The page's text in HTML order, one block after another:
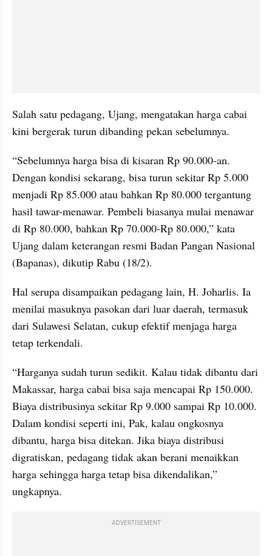
Salah satu pedagang, Ujang, mengatakan harga cabai
kini bergerak turun dibanding pekan sebelumnya.
“Sebelumnya harga bisa di kisaran Rp 90.000-an.
Dengan kondisi sekarang, bisa turun sekitar Rp 5.000
menjadi Rp 85.000 atau bahkan Rp 80.000 tergantung
hasil tawar-menawar. Pembeli biasanya mulai menawar
di Rp 80.000, bahkan Rp 70.000-Rp 80.000,” kata
Ujang dalam keterangan resmi Badan Pangan Nasional
(Bapanas), dikutip Rabu (18/2).
Hal serupa disampaikan pedagang lain, H. Joharlis. Ia
menilai masuknya pasokan dari luar daerah, termasuk
dari Sulawesi Selatan, cukup efektif menjaga harga
tetap terkendali.
“Harganya sudah turun sedikit. Kalau tidak dibantu dari
Makassar, harga cabai bisa saja mencapai Rp 150.000.
Biaya distribusinya sekitar Rp 9.000 sampai Rp 10.000.
Dalam kondisi seperti ini, Pak, kalau ongkosnya
dibantu, harga bisa ditekan. Jika biaya distribusi
digratiskan, pedagang tidak akan berani menaikkan
harga sehingga harga tetap bisa dikendalikan,”
ungkapnya.
ADVERTISEMENT